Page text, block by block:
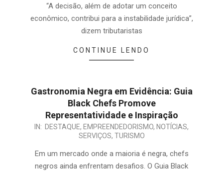
“A decisão, além de adotar um conceito
econômico, contribui para a instabilidade jurídica”,
dizem tributaristas
CONTINUE LENDO
Gastronomia Negra em Evidência: Guia
Black Chefs Promove
Representatividade e Inspiração
IN: DESTAQUE, EMPREENDEDORISMO, NOTÍCIAS,
SERVIÇOS, TURISMO
Em um mercado onde a maioria é negra, chefs
negros ainda enfrentam desafios. O Guia Black